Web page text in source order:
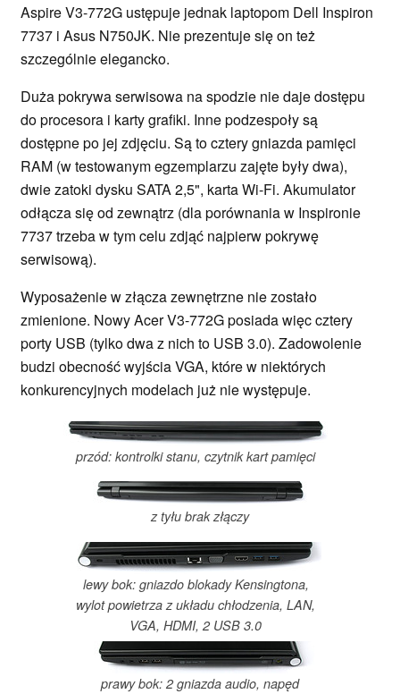
Aspire V3-772G ustępuje jednak laptopom Dell Inspiron
7737 i Asus N750JK. Nie prezentuje się on też
szczególnie elegancko.
Duża pokrywa serwisowa na spodzie nie daje dostępu
do procesora i karty grafiki. Inne podzespoły są
dostępne po jej zdjęciu. Są to cztery gniazda pamięci
RAM (w testowanym egzemplarzu zajęte były dwa),
dwie zatoki dysku SATA 2,5", karta Wi-Fi. Akumulator
odłącza się od zewnątrz (dla porównania w Inspironie
7737 trzeba w tym celu zdjąć najpierw pokrywę
serwisową).
Wyposażenie w złącza zewnętrzne nie zostało
zmienione. Nowy Acer V3-772G posiada więc cztery
porty USB (tylko dwa z nich to USB 3.0). Zadowolenie
budzi obecność wyjścia VGA, które w niektórych
konkurencyjnych modelach już nie występuje.
przód: kontrolki stanu, czytnik kart pamięci
z tyłu brak złączy
lewy bok: gniazdo blokady Kensingtona,
wylot powietrza z układu chłodzenia, LAN,
VGA, HDMI, 2 USB 3.0
prawy bok: 2 gniazda audio, napęd